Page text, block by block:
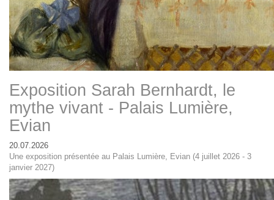
Exposition Sarah Bernhardt, le
mythe vivant - Palais Lumière,
Evian
20.07.2026
Une exposition présentée au Palais Lumière, Evian (4 juillet 2026 - 3
janvier 2027)